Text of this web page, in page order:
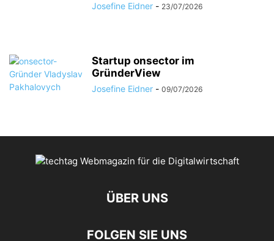
Josefine Eidner - 23/07/2026
Startup onsector im
GründerView
Josefine Eidner - 09/07/2026
ÜBER UNS
FOLGEN SIE UNS